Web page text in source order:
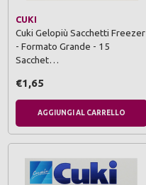
CUKI
Cuki Gelopiù Sacchetti Freezer
- Formato Grande - 15
Sacchet…
€1,65
AGGIUNGI AL CARRELLO